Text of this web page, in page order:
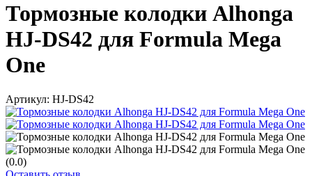
Тормозные колодки Alhonga
HJ-DS42 для Formula Mega
One
Артикул: HJ-DS42
(0.0)